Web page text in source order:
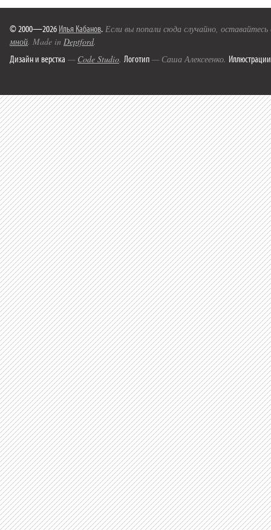
© 2000—2026 Илья Кабанов. Если вы попали сюда случайно,
мной. Made in Deptford.
Дизайн и верстка — Code Studio. Логотип — Саша Алексеенко. Иллюстрации